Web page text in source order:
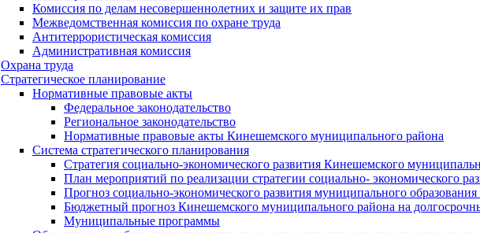
Комиссия по делам несовершеннолетних и защите их прав
Межведомственная комиссия по охране труда
Антитеррористическая комиссия
Административная комиссия
Охрана труда
Стратегическое планирование
Нормативные правовые акты
Федеральное законодательство
Региональное законодательство
Нормативные правовые акты Кинешемского муниципального района
Система стратегического планирования
Стратегия социально-экономического развития Кинешемского
План мероприятий по реализации стратегии социально- экономического
Прогноз социально-экономического развития муниципального
Бюджетный прогноз Кинешемского муниципального района на
Муниципальные программы